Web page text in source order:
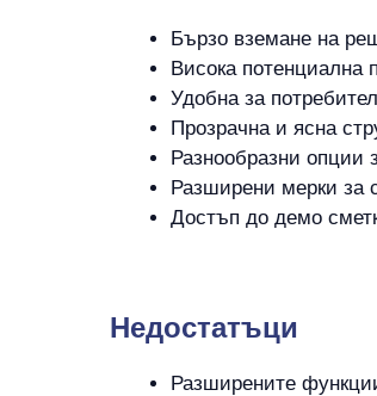
Бързо вземане на
Висока потенциална
Удобна за
Прозрачна и ясна
Разнообразни опции
Разширени мерки за
Достъп до демо
Hедостатъци
Разширените